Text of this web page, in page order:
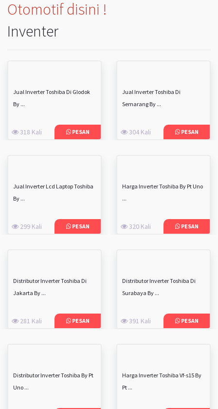
Otomotif disini !
Inventer
Jual Inverter Toshiba Di Glodok
By ...
318 Kali PESAN
Jual Inverter Toshiba Di
Semarang By ...
304 Kali PESAN
Jual Inverter Lcd Laptop Toshiba
By ...
299 Kali PESAN
Harga Inverter Toshiba By Pt Uno
...
320 Kali PESAN
Distributor Inverter Toshiba Di
Jakarta By ...
281 Kali PESAN
Distributor Inverter Toshiba Di
Surabaya By ...
391 Kali PESAN
Distributor Inverter Toshiba By Pt
Uno ...
Harga Inverter Toshiba Vf-s15 By
Pt ...